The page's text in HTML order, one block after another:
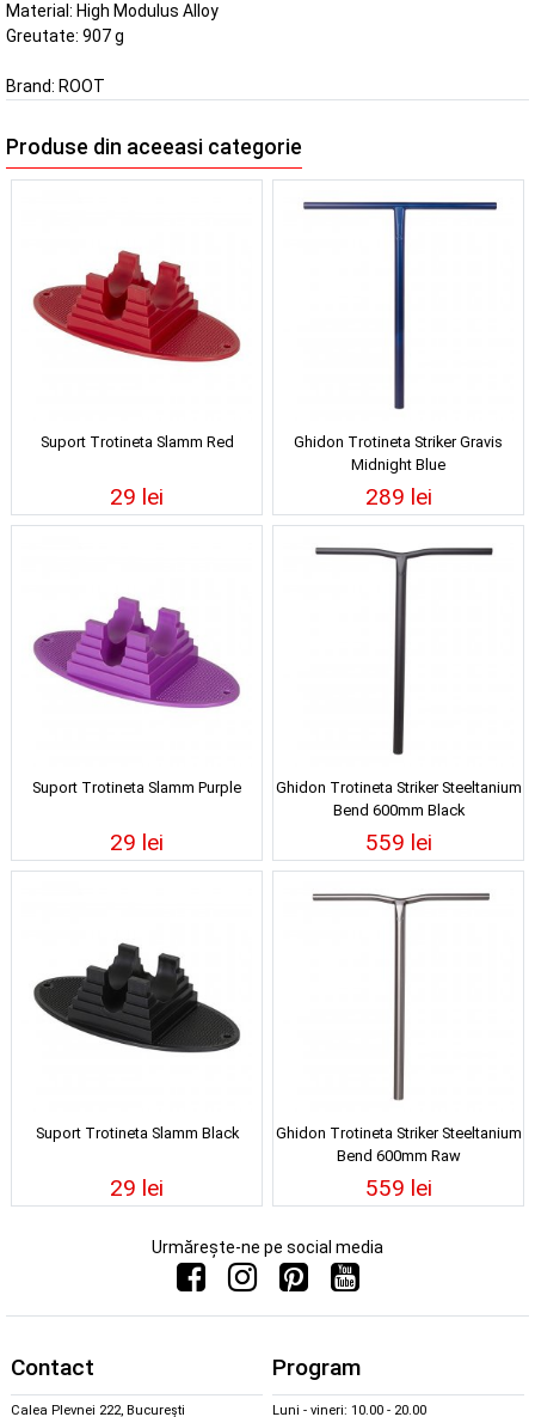
Material: High Modulus Alloy
Greutate: 907 g
Brand: ROOT
Produse din aceeasi categorie
Suport Trotineta Slamm Red
29 lei
Ghidon Trotineta Striker Gravis
Midnight Blue
289 lei
Suport Trotineta Slamm Purple
29 lei
Ghidon Trotineta Striker Steeltanium
Bend 600mm Black
559 lei
Suport Trotineta Slamm Black
29 lei
Ghidon Trotineta Striker Steeltanium
Bend 600mm Raw
559 lei
Urmărește-ne pe social media
Contact
Calea Plevnei 222, București
Program
Luni - vineri: 10.00 - 20.00